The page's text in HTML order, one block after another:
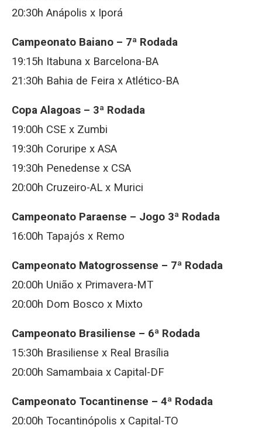
20:30h Anápolis x Iporá
Campeonato Baiano – 7ª Rodada
19:15h Itabuna x Barcelona-BA
21:30h Bahia de Feira x Atlético-BA
Copa Alagoas – 3ª Rodada
19:00h CSE x Zumbi
19:30h Coruripe x ASA
19:30h Penedense x CSA
20:00h Cruzeiro-AL x Murici
Campeonato Paraense – Jogo 3ª Rodada
16:00h Tapajós x Remo
Campeonato Matogrossense – 7ª Rodada
20:00h União x Primavera-MT
20:00h Dom Bosco x Mixto
Campeonato Brasiliense – 6ª Rodada
15:30h Brasiliense x Real Brasília
20:00h Samambaia x Capital-DF
Campeonato Tocantinense – 4ª Rodada
20:00h Tocantinópolis x Capital-TO